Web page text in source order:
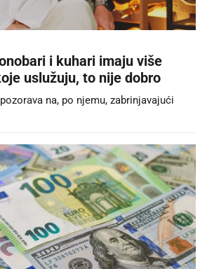
i kuhari imaju više
uslužuju, to nije dobro
na, po njemu, zabrinjavajući